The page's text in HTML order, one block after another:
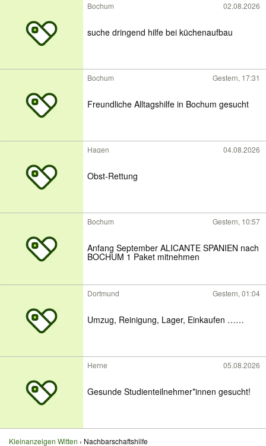
Bochum 02.08.2026
suche dringend hilfe bei küchenaufbau
Bochum Gestern, 17:31
Freundliche Alltagshilfe in Bochum gesucht
Hagen 04.08.2026
Obst-Rettung
Bochum Gestern, 10:57
Anfang September ALICANTE SPANIEN nach
BOCHUM 1 Paket mitnehmen
Dortmund Gestern, 01:04
Umzug, Reinigung, Lager, Einkaufen ……
Herne 05.08.2026
Gesunde Studienteilnehmer*innen gesucht!
Kleinanzeigen Witten Nachbarschaftshilfe